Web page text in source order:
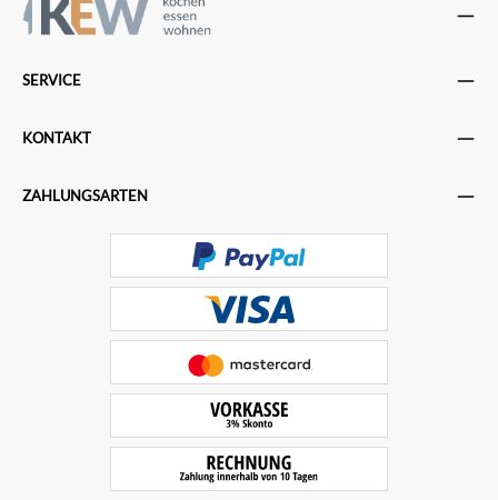
SERVICE
KONTAKT
ZAHLUNGSARTEN